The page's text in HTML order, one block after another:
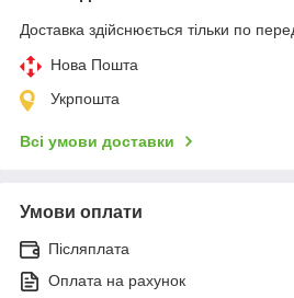
Доставка здійснюється тільки по
Нова Пошта
Укрпошта
Всі умови доставки
Умови оплати
Післяплата
Оплата на рахунок